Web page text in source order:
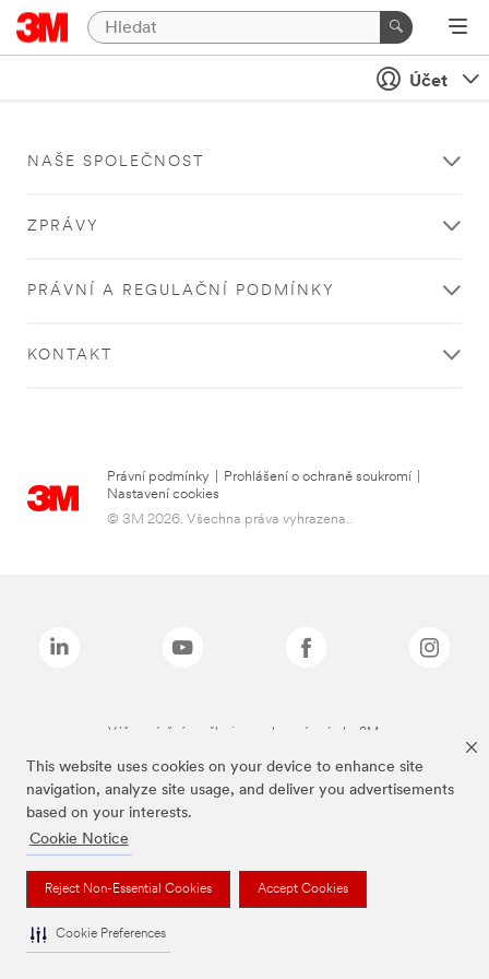
This website uses cookies on your device to enhance site
navigation, analyze site usage, and deliver you advertisements
based on your interests.
Cookie Notice
Reject Non-Essential Cookies Accept Cookies
Cookie Preferences
Účet
NAŠE SPOLEČNOST
ZPRÁVY
PRÁVNÍ A REGULAČNÍ PODMÍNKY
KONTAKT
Právní podmínky Prohlášení o ochraně soukromí
Nastavení cookies
© 3M 2026. Všechna práva vyhrazena..
Výše zmíněné značky jsou ochranné známky 3M.